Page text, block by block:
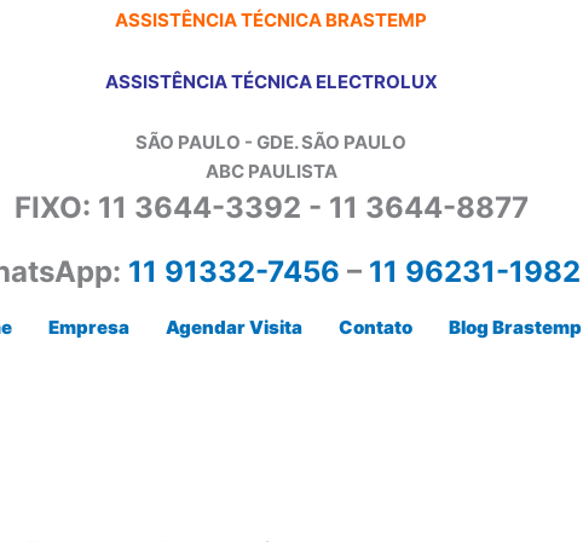
ASSISTÊNCIA TÉCNICA BRASTEMP
ASSISTÊNCIA TÉCNICA ELECTROLUX
SÃO PAULO - GDE. SÃO PAULO
ABC PAULISTA
FIXO: 11 3644-3392 - 11 3644-8877
11 91332-7456 – 11 96231-1982
Empresa Agendar Visita Contato Blog Brastemp